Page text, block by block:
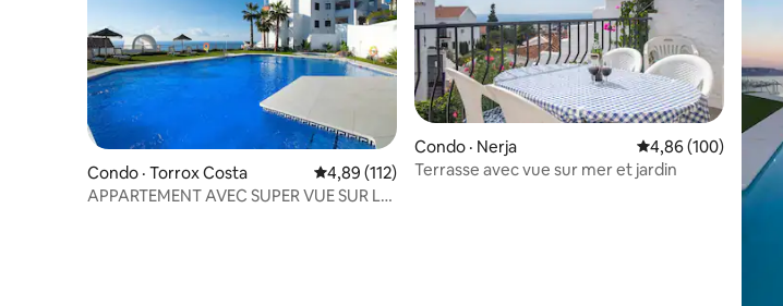
Condo · Torrox Costa Note moyenne de 4,89 sur 5, 112 commentaires
4,89 (112)
APPARTEMENT AVEC SUPER VUE SUR LA
Condo · Nerja Note moyenne de
4,86 (100)
Terrasse avec vue sur mer et jardin